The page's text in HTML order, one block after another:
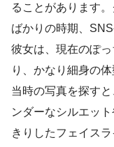
ることがあります
ばかりの時期、
彼女は、現在のぽ
り、かなり細身の
当時の写真を探す
ンダーなシルエッ
きりしたフェイス